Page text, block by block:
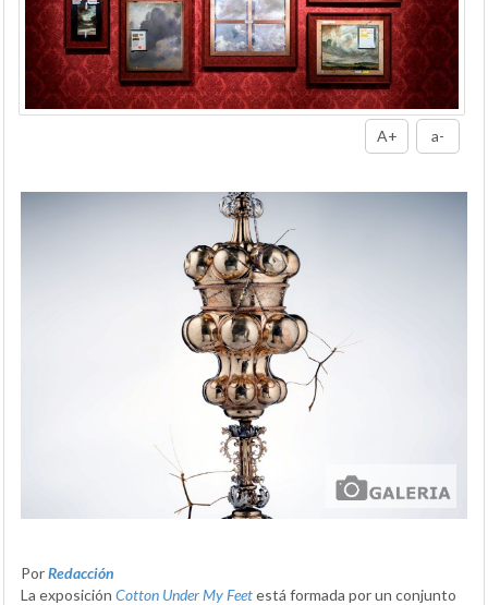
A+ a-
PorRedacción
La exposición Cotton Under My Feetestá formada por un conjunto